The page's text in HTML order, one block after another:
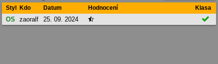
Styl Kdo Datum Hodnocení Klasa
OS zaoralf 25. 09. 2024  